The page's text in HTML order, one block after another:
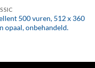
500 vuren, 512 x 360
opaal, onbehandeld.